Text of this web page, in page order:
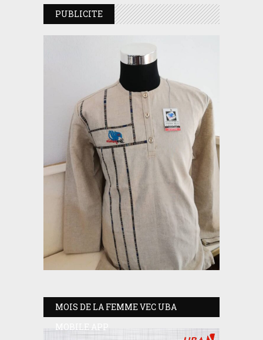
PUBLICITE
MOIS DE LA FEMME VEC UBA
MOBILE APP